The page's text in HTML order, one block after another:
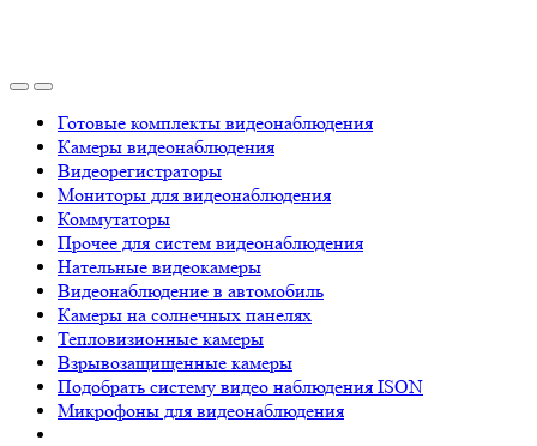
Готовые комплекты видеонаблюдения
Камеры видеонаблюдения
Видеорегистраторы
Мониторы для видеонаблюдения
Коммутаторы
Прочее для систем видеонаблюдения
Нательные видеокамеры
Видеонаблюдение в автомобиль
Камеры на солнечных панелях
Тепловизионные камеры
Взрывозащищенные камеры
Подобрать систему видео наблюдения ISON
Микрофоны для видеонаблюдения